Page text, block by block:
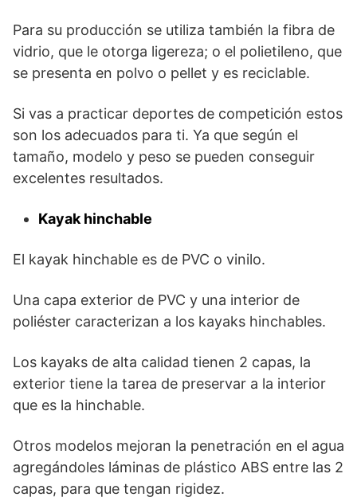
Para su producción se utiliza también la fibra de
vidrio, que le otorga ligereza; o el polietileno, que
se presenta en polvo o pellet y es reciclable.
Si vas a practicar deportes de competición estos
son los adecuados para ti. Ya que según el
tamaño, modelo y peso se pueden conseguir
excelentes resultados.
Kayak hinchable
El kayak hinchable es de PVC o vinilo.
Una capa exterior de PVC y una interior de
poliéster caracterizan a los kayaks hinchables.
Los kayaks de alta calidad tienen 2 capas, la
exterior tiene la tarea de preservar a la interior
que es la hinchable.
Otros modelos mejoran la penetración en el agua
agregándoles láminas de plástico ABS entre las 2
capas, para que tengan rigidez.